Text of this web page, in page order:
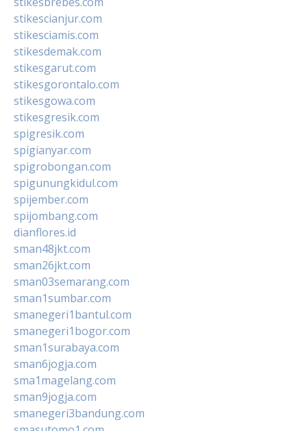
stikescianjur.com
stikesciamis.com
stikesdemak.com
stikesgarut.com
stikesgorontalo.com
stikesgowa.com
stikesgresik.com
spigresik.com
spigianyar.com
spigrobongan.com
spigunungkidul.com
spijember.com
spijombang.com
dianflores.id
sman48jkt.com
sman26jkt.com
sman03semarang.com
sman1sumbar.com
smanegeri1bantul.com
smanegeri1bogor.com
sman1surabaya.com
sman6jogja.com
sma1magelang.com
sman9jogja.com
smanegeri3bandung.com